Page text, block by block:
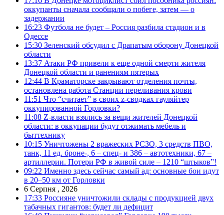
оккупанты сначала сообщали о побеге, затем — о
задержании
16:23 Футбола не будет – Россия разбила стадион и в
Одессе
15:30 Зеленский обсудил с Драпатым оборону Донецкой
области
13:37 Атаки РФ привели к еще одной смерти жителя
Донецкой области и ранениям пятерых
12:44 В Краматорске закрывают отделения почты,
остановлена работа Станции переливания крови
11:51 Что “считает” в своих z-сводках гауляйтер
оккупированной Горловки?
11:08 Z-власти взялись за вещи жителей Донецкой
области: в оккупации будут отжимать мебель и
быттехнику
10:15 Уничтожены 2 вражеских РСЗО, 3 средств ПВО,
танк, 11 ед. броне-, 6 – спец- и 386 – автотехники, 67 –
артиллерии. Потери РФ в живой силе – 1210 “штыков”!
09:22 Именно здесь сейчас самый ад: основные бои идут
в 20–50 км от Горловки
6 Серпня , 2026
17:33 Россияне уничтожили склады с продукцией двух
табачных гигантов: будет ли дефицит